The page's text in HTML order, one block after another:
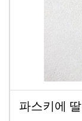
파스키에